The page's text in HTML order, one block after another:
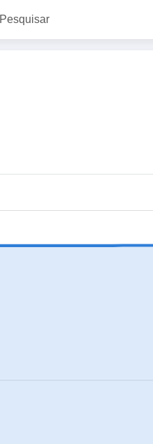
Pesquisar